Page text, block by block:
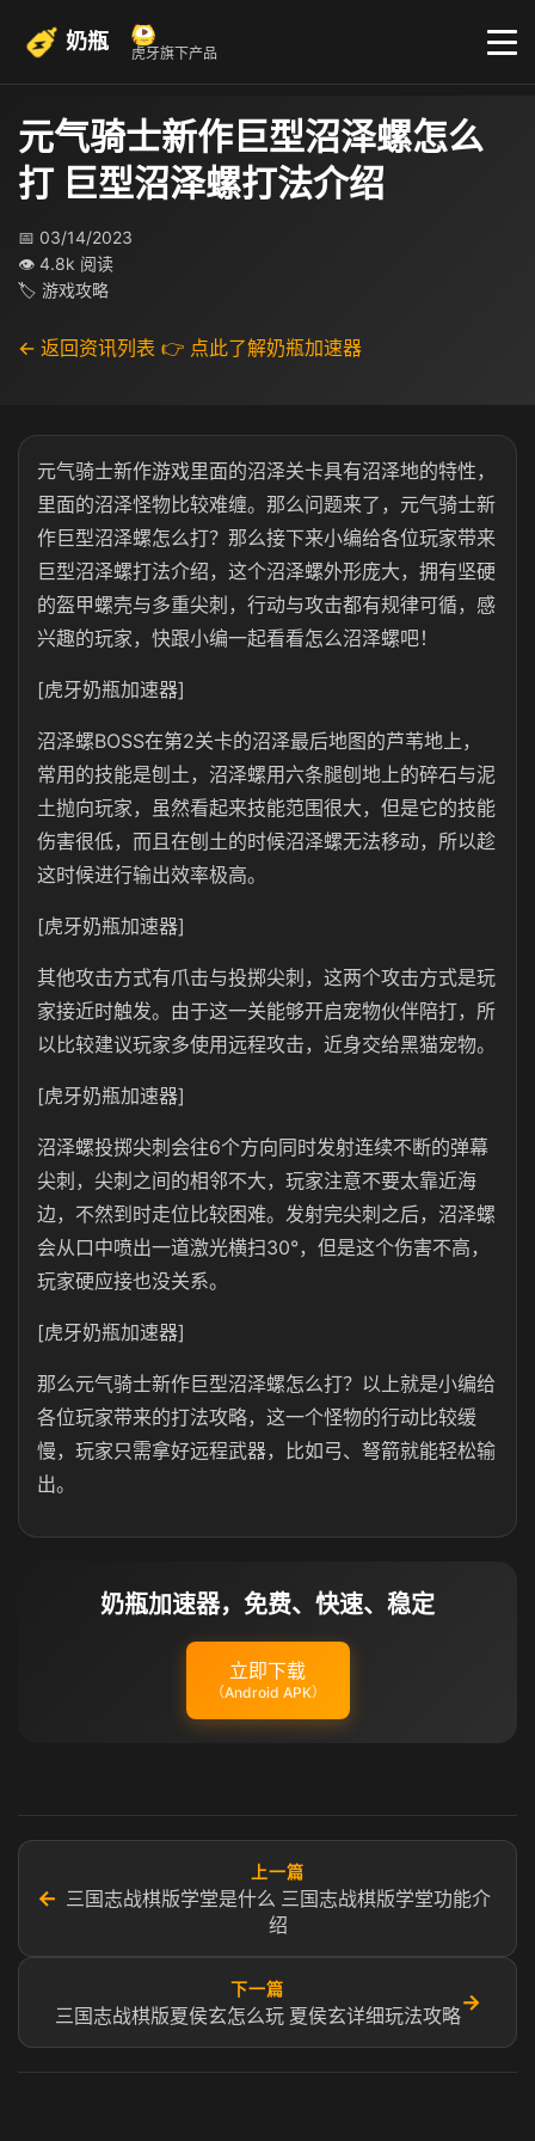
奶瓶 虎牙旗下产品
元气骑士新作巨型沼泽螺怎么
打 巨型沼泽螺打法介绍
📅 03/14/2023
👁 4.8k 阅读
🏷 游戏攻略
← 返回资讯列表 👉 点此了解奶瓶加速器
元气骑士新作游戏里面的沼泽关卡具有沼泽地的特性，
里面的沼泽怪物比较难缠。那么问题来了，元气骑士新
作巨型沼泽螺怎么打？那么接下来小编给各位玩家带来
巨型沼泽螺打法介绍，这个沼泽螺外形庞大，拥有坚硬
的盔甲螺壳与多重尖刺，行动与攻击都有规律可循，感
兴趣的玩家，快跟小编一起看看怎么沼泽螺吧！
[虎牙奶瓶加速器]
沼泽螺BOSS在第2关卡的沼泽最后地图的芦苇地上，
常用的技能是刨土，沼泽螺用六条腿刨地上的碎石与泥
土抛向玩家，虽然看起来技能范围很大，但是它的技能
伤害很低，而且在刨土的时候沼泽螺无法移动，所以趁
这时候进行输出效率极高。
[虎牙奶瓶加速器]
其他攻击方式有爪击与投掷尖刺，这两个攻击方式是玩
家接近时触发。由于这一关能够开启宠物伙伴陪打，所
以比较建议玩家多使用远程攻击，近身交给黑猫宠物。
[虎牙奶瓶加速器]
沼泽螺投掷尖刺会往6个方向同时发射连续不断的弹幕
尖刺，尖刺之间的相邻不大，玩家注意不要太靠近海
边，不然到时走位比较困难。发射完尖刺之后，沼泽螺
会从口中喷出一道激光横扫30°，但是这个伤害不高，
玩家硬应接也没关系。
[虎牙奶瓶加速器]
那么元气骑士新作巨型沼泽螺怎么打？以上就是小编给
各位玩家带来的打法攻略，这一个怪物的行动比较缓
慢，玩家只需拿好远程武器，比如弓、弩箭就能轻松输
出。
奶瓶加速器，免费、快速、稳定
立即下载
（Android APK）
←
上一篇
三国志战棋版学堂是什么 三国志战棋版学堂功能介
绍
下一篇
三国志战棋版夏侯玄怎么玩 夏侯玄详细玩法攻略
→